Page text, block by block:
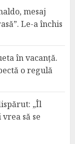
mesaj
Le-a închis
în vacanță.
o regulă
„Îl
să se